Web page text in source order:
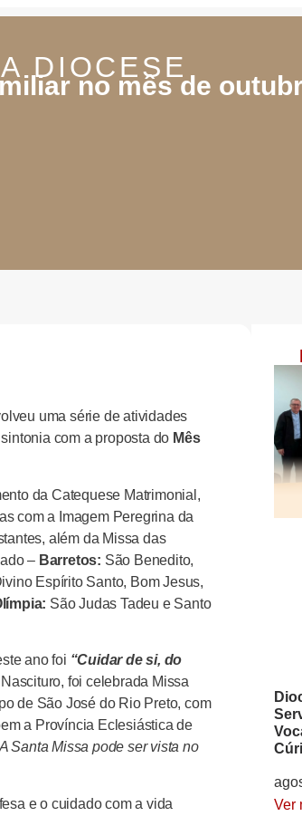
DIOCESE
no mês de
uma série de atividades
com a proposta do Mês
da Catequese Matrimonial,
com a Imagem Peregrina da
além da Missa das
– Barretos: São Benedito,
Espírito Santo, Bom Jesus,
São Judas Tadeu e Santo
ano foi “Cuidar de si, do
foi celebrada Missa
de São José do Rio Preto, com
a Província Eclesiástica de
A Santa Missa pode ser vista no
e o cuidado com a vida
Ver